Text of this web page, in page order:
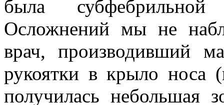
была
Осложнений мы не
врач, производивший
рукоятки в крыло носа
получилась небольшая